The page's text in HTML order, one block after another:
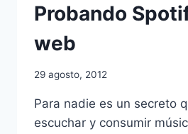
Probando
web
29 agosto, 2012
Para nadie es un secreto
escuchar y consumir